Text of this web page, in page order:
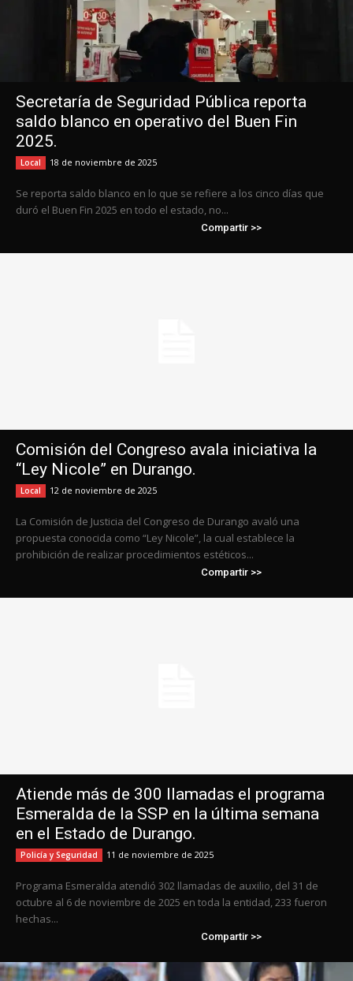
Secretaría de Seguridad Pública reporta
saldo blanco en operativo del Buen Fin
2025.
Local 18 de noviembre de 2025
Se reporta saldo blanco en lo que se refiere a los cinco días que
duró el Buen Fin 2025 en todo el estado, no...
Compartir >>
Comisión del Congreso avala iniciativa la
“Ley Nicole” en Durango.
Local 12 de noviembre de 2025
La Comisión de Justicia del Congreso de Durango avaló una
propuesta conocida como “Ley Nicole”, la cual establece la
prohibición de realizar procedimientos estéticos...
Compartir >>
Atiende más de 300 llamadas el programa
Esmeralda de la SSP en la última semana
en el Estado de Durango.
Policía y Seguridad 11 de noviembre de 2025
Programa Esmeralda atendió 302 llamadas de auxilio, del 31 de
octubre al 6 de noviembre de 2025 en toda la entidad, 233 fueron
hechas...
Compartir >>